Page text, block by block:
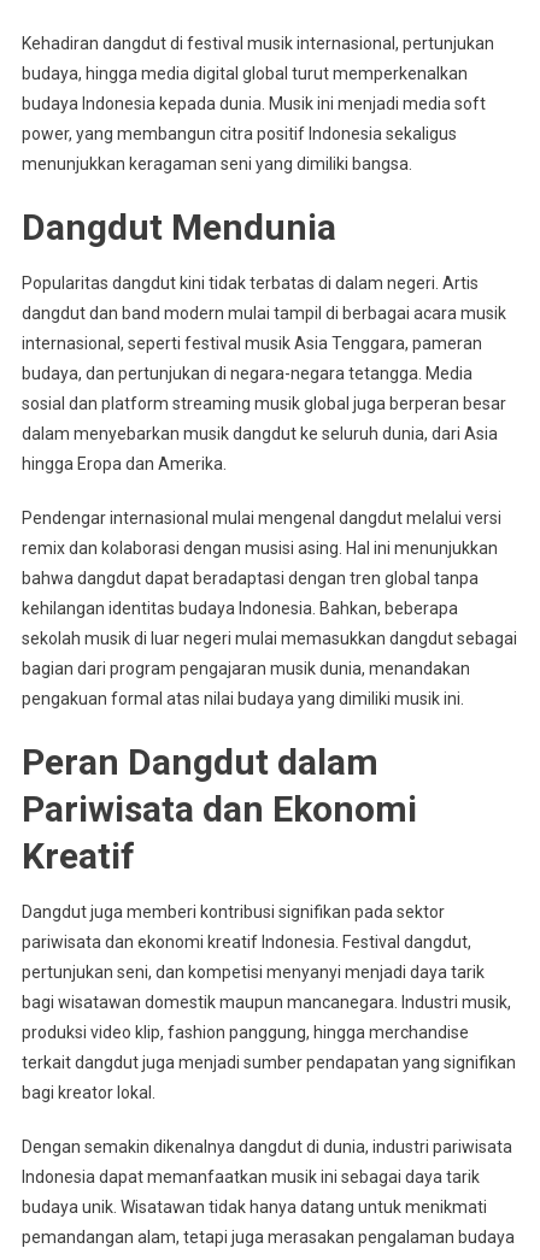
Kehadiran dangdut di festival musik internasional, pertunjukan
budaya, hingga media digital global turut memperkenalkan
budaya Indonesia kepada dunia. Musik ini menjadi media soft
power, yang membangun citra positif Indonesia sekaligus
menunjukkan keragaman seni yang dimiliki bangsa.
Dangdut Mendunia
Popularitas dangdut kini tidak terbatas di dalam negeri. Artis
dangdut dan band modern mulai tampil di berbagai acara musik
internasional, seperti festival musik Asia Tenggara, pameran
budaya, dan pertunjukan di negara-negara tetangga. Media
sosial dan platform streaming musik global juga berperan besar
dalam menyebarkan musik dangdut ke seluruh dunia, dari Asia
hingga Eropa dan Amerika.
Pendengar internasional mulai mengenal dangdut melalui versi
remix dan kolaborasi dengan musisi asing. Hal ini menunjukkan
bahwa dangdut dapat beradaptasi dengan tren global tanpa
kehilangan identitas budaya Indonesia. Bahkan, beberapa
sekolah musik di luar negeri mulai memasukkan dangdut sebagai
bagian dari program pengajaran musik dunia, menandakan
pengakuan formal atas nilai budaya yang dimiliki musik ini.
Peran Dangdut dalam
Pariwisata dan Ekonomi
Kreatif
Dangdut juga memberi kontribusi signifikan pada sektor
pariwisata dan ekonomi kreatif Indonesia. Festival dangdut,
pertunjukan seni, dan kompetisi menyanyi menjadi daya tarik
bagi wisatawan domestik maupun mancanegara. Industri musik,
produksi video klip, fashion panggung, hingga merchandise
terkait dangdut juga menjadi sumber pendapatan yang signifikan
bagi kreator lokal.
Dengan semakin dikenalnya dangdut di dunia, industri pariwisata
Indonesia dapat memanfaatkan musik ini sebagai daya tarik
budaya unik. Wisatawan tidak hanya datang untuk menikmati
pemandangan alam, tetapi juga merasakan pengalaman budaya